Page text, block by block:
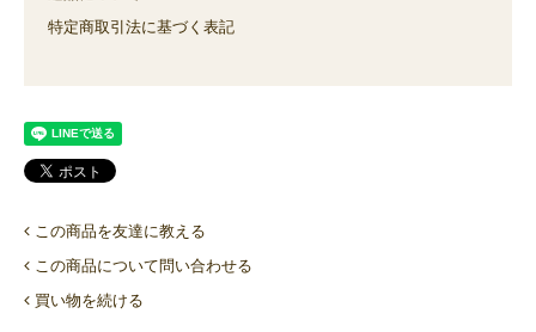
特定商取引法に基づく表記
この商品を友達に教える
この商品について問い合わせる
買い物を続ける